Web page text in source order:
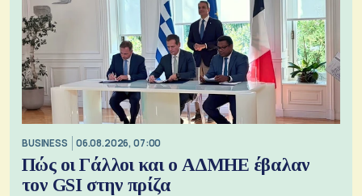
BUSINESS 06.08.2026, 07:00
Πώς οι Γάλλοι και ο ΑΔΜΗΕ έβαλαν
τον GSI στην πρίζα